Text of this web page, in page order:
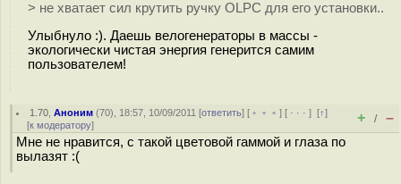
> не хватает сил крутить ручку OLPC для его установки..
Улыбнуло :). Даешь велогенераторы в массы -
экологически чистая энергия генерится самим
пользователем!
1.70 ,Аноним (70), 18:57, 10/09/2011 [ответить] [ ﹢﹢﹢] [ · · ·][↑]
[к модератору] + / –
Мне не нравится, с такой цветовой гаммой и глаза по
вылазят :(